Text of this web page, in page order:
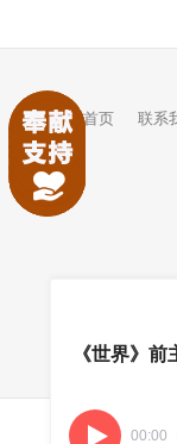
《世界》
00:00
首页 联系